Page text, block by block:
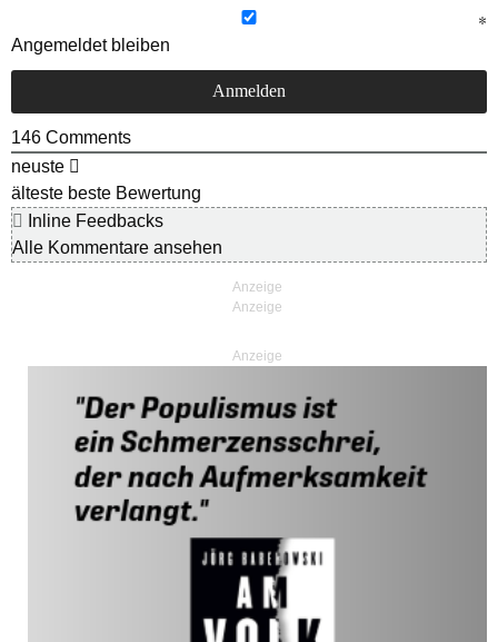
Angemeldet bleiben
146 Comments
neuste
älteste beste Bewertung
Inline Feedbacks
Alle Kommentare ansehen
Anzeige